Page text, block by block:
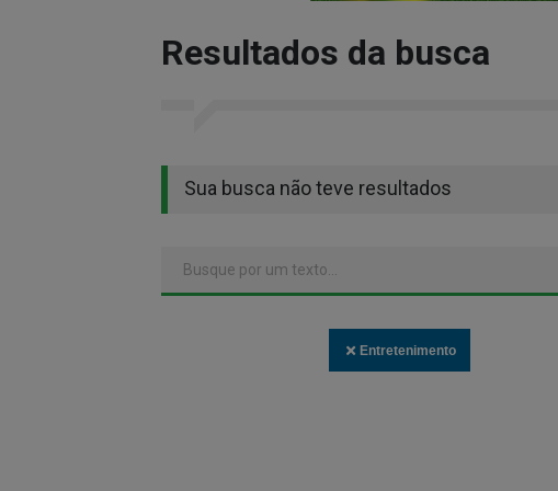
Resultados da busca
Sua busca não teve resultados
Entretenimento